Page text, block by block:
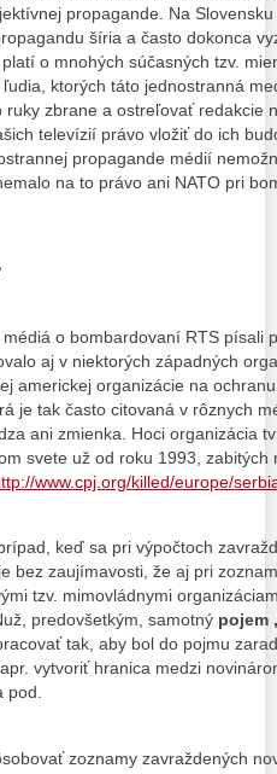
propagande. Na
šíria a často dokonca
o mnohých súčasných tzv.
ktorých táto jednostranná
zbrane a ostreľovať redakcie
televízií právo vložiť do ich
propagande médií
na to právo ani NATO pri
o bombardovaní RTS písali
aj v niektorých západných
americkej organizácie na
je tak často citovaná v rôznych
ani zmienka. Hoci organizácia
svete už od roku 1993,
www.cpj.org/killed/europe/
keď sa pri výpočtoch
bez zaujímavosti, že aj pri
tzv. mimovládnymi
predovšetkým, samotný pojem
tak, aby bol do pojmu
vytvoriť hranica medzi
pod.
zoznamy zavraždených